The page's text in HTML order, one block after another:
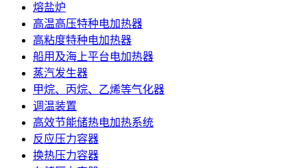
熔盐炉
高温高压特种电加热器
高粘度特种电加热器
船用及海上平台电加热器
蒸汽发生器
甲烷、丙烷、乙烯等气化器
调温装置
高效节能储热电加热系统
反应压力容器
换热压力容器